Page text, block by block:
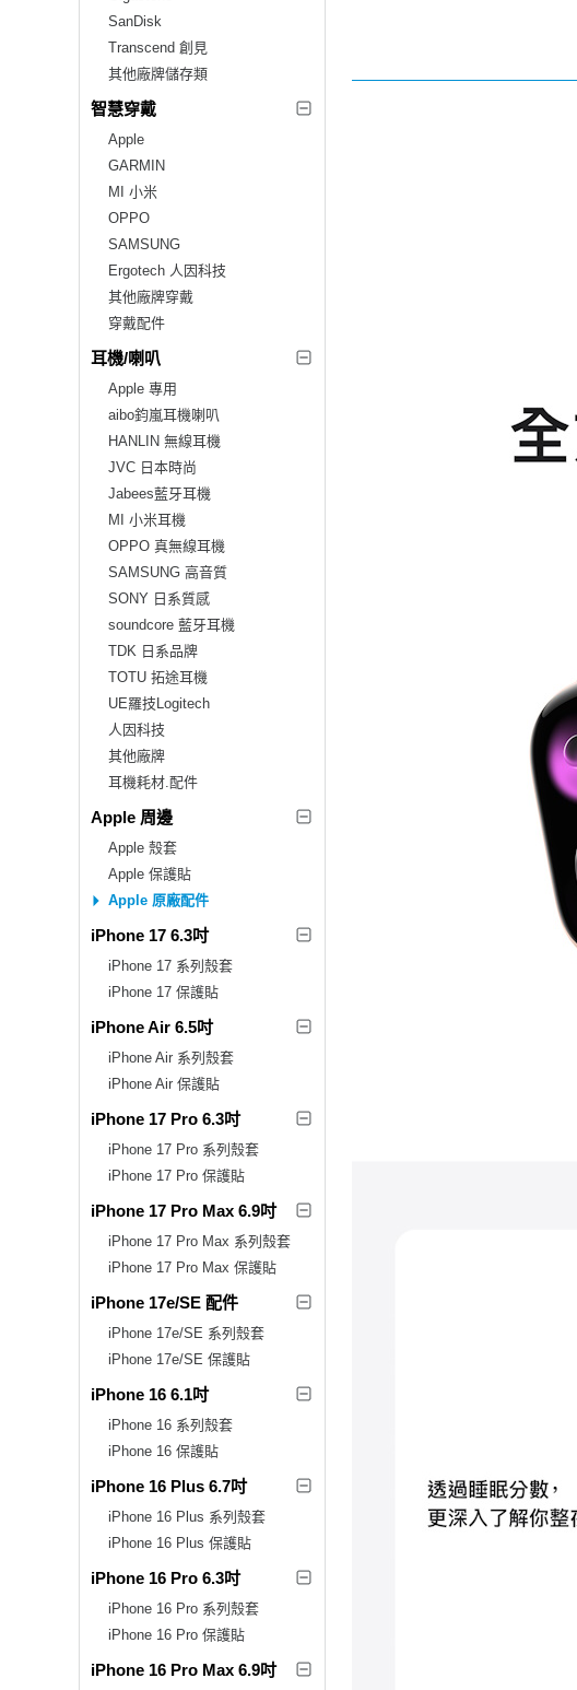
SanDisk
Transcend 創見
其他廠牌儲存類
智慧穿戴
Apple
GARMIN
MI 小米
OPPO
SAMSUNG
Ergotech 人因科技
其他廠牌穿戴
穿戴配件
耳機/喇叭
Apple 專用
aibo鈞嵐耳機喇叭
HANLIN 無線耳機
JVC 日本時尚
Jabees藍牙耳機
MI 小米耳機
OPPO 真無線耳機
SAMSUNG 高音質
SONY 日系質感
soundcore 藍牙耳機
TDK 日系品牌
TOTU 拓途耳機
UE羅技Logitech
人因科技
其他廠牌
耳機耗材.配件
Apple 周邊
Apple 殼套
Apple 保護貼
Apple 原廠配件
iPhone 17 6.3吋
iPhone 17 系列殼套
iPhone 17 保護貼
iPhone Air 6.5吋
iPhone Air 系列殼套
iPhone Air 保護貼
iPhone 17 Pro 6.3吋
iPhone 17 Pro 系列殼套
iPhone 17 Pro 保護貼
iPhone 17 Pro Max 6.9吋
iPhone 17 Pro Max 系列殼套
iPhone 17 Pro Max 保護貼
iPhone 17e/SE 配件
iPhone 17e/SE 系列殼套
iPhone 17e/SE 保護貼
iPhone 16 6.1吋
iPhone 16 系列殼套
iPhone 16 保護貼
iPhone 16 Plus 6.7吋
iPhone 16 Plus 系列殼套
iPhone 16 Plus 保護貼
iPhone 16 Pro 6.3吋
iPhone 16 Pro 系列殼套
iPhone 16 Pro 保護貼
iPhone 16 Pro Max 6.9吋